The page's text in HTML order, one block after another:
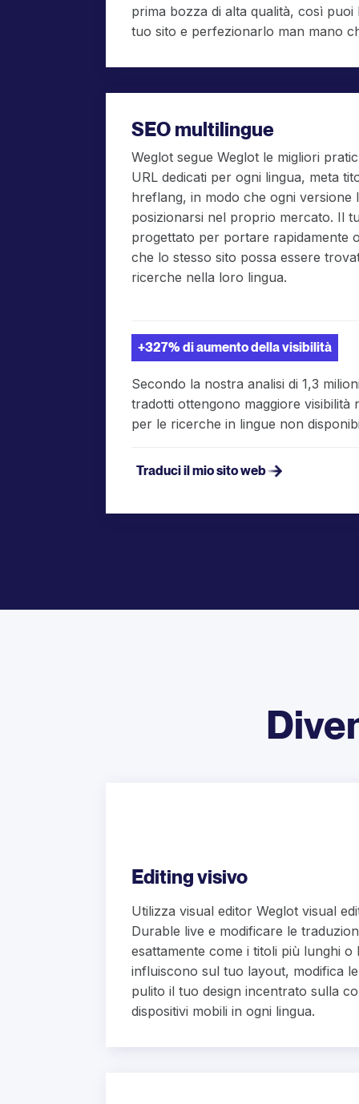
prima bozza di alta qualità, così puoi
tuo sito e perfezionarlo man mano
SEO multilingue
Weglot segue Weglot le migliori
URL dedicati per ogni lingua, meta
hreflang, in modo che ogni versione
posizionarsi nel proprio mercato. Il
progettato per portare rapidamente
che lo stesso sito possa essere
ricerche nella loro lingua.
+327% di aumento della visibilità
Secondo la nostra analisi di 1,3
tradotti ottengono maggiore visibilità
per le ricerche in lingue non
Traduci il mio sito web
Editing visivo
Utilizza visual editor Weglot visual
Durable live e modificare le
esattamente come i titoli più lunghi o
influiscono sul tuo layout, modifica
pulito il tuo design incentrato sulla
dispositivi mobili in ogni lingua.